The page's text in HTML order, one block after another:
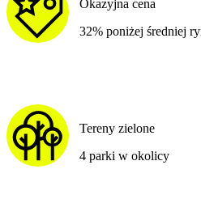
Okazyjna cena
32% poniżej średniej
Tereny zielone
4 parki w okolicy